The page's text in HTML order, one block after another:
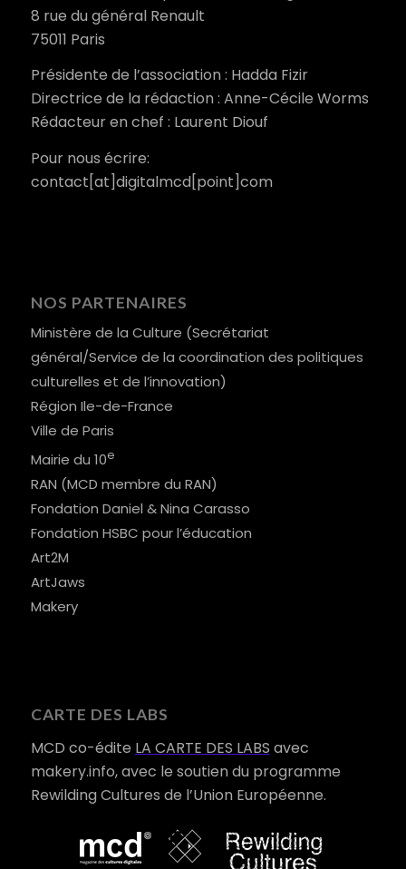
8 rue du général Renault
75011 Paris
Présidente de l’association : Hadda Fizir
Directrice de la rédaction : Anne-Cécile Worms
Rédacteur en chef : Laurent Diouf
Pour nous écrire:
contact[at]digitalmcd[point]com
NOS PARTENAIRES
Ministère de la Culture (Secrétariat
général/Service de la coordination des politiques
culturelles et de l’innovation)
Région Ile-de-France
Ville de Paris
Mairie du 10e
RAN (MCD membre du RAN)
Fondation Daniel & Nina Carasso
Fondation HSBC pour l’éducation
Art2M
ArtJaws
Makery
CARTE DES LABS
MCD co-édite LA CARTE DES LABS avec
makery.info, avec le soutien du programme
Rewilding Cultures de l’Union Européenne.